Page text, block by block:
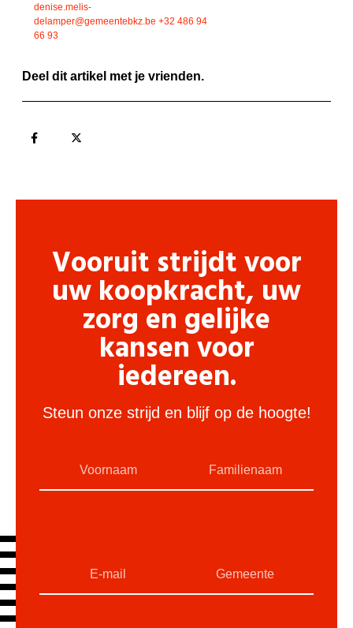
denise.melis-
delamper@gemeentebkz.be +32 486 94
66 93
Deel dit artikel met je vrienden.
Vooruit strijdt voor
uw koopkracht, uw
zorg en gelijke
kansen voor
iedereen.
Steun onze strijd en blijf op de hoogte!